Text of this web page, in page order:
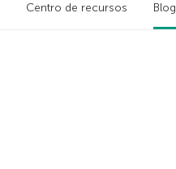
Centro de recursos Blog